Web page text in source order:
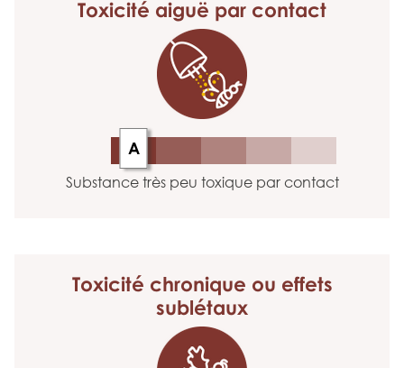
Toxicité aiguë par contact
A
Substance très peu toxique par contact
Toxicité chronique ou effets
sublétaux